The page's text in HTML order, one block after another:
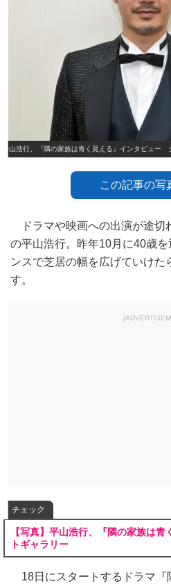
平山浩行、『隣の家族は青く見える』インタビュー
この記事の写
ドラマや映画への出演が途切
の平山浩行。昨年10月に40歳
ンスで芝居の幅を広げていけた
す。
チェック
【写真】平山浩行、『隣の家族は
トギャラリー
18日にスタートするドラマ『